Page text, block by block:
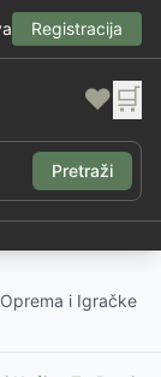
Registracija
❤️ 🛒
Pretraži
i Igračke